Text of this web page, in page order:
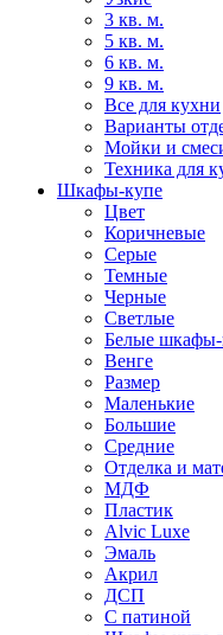
3 кв. м.
5 кв. м.
6 кв. м.
9 кв. м.
Все для кухни
Варианты
Мойки и
Техника для
Шкафы-купе
Цвет
Коричневые
Серые
Темные
Черные
Светлые
Белые шкафы-
Венге
Размер
Маленькие
Большие
Средние
Отделка и
МДФ
Пластик
Alvic Luxe
Эмаль
Акрил
ДСП
С патиной